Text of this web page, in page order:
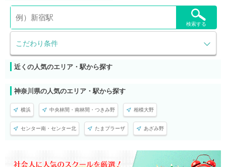
こだわり条件
検索する
近くの人気のエリア・駅から探す
神奈川県の人気のエリア・駅から探す
横浜 中央林間・南林間・つきみ野 相模大野
センター南・センター北 たまプラーザ あざみ野